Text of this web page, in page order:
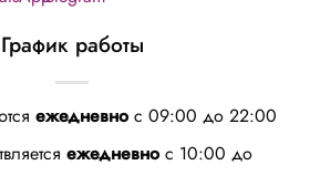
График работы
ежедневнос 09:00 до 22:00
ежедневнос 10:00 до